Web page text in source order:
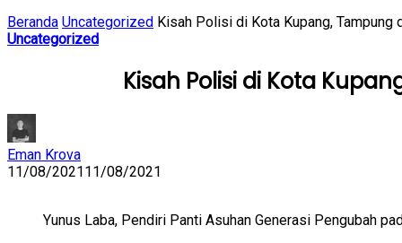
Beranda Uncategorized Kisah Polisi di Kota Kupang, Tampung
Uncategorized
Kisah Polisi di Kota
Eman Krova
11/08/2021 11/08/2021
Yunus Laba, Pendiri Panti Asuhan Generasi Pengubah